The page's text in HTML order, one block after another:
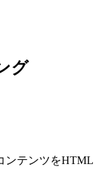
グ
ンテンツをHTML